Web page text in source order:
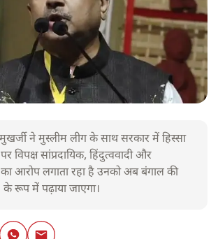
मुखर्जी ने मुस्लीम लीग के साथ सरकार में हिस्सा
विपक्ष सांप्रदायिक, हिंदुत्ववादी और
का आरोप लगाता रहा है उनको अब बंगाल की
रूप में पढ़ाया जाएगा।